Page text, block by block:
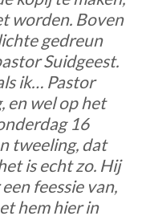
worden. Boven
gedreun
Suidgeest.
ik… Pastor
en wel op het
16
tweeling, dat
is echt zo. Hij
feessie van,
hem hier in